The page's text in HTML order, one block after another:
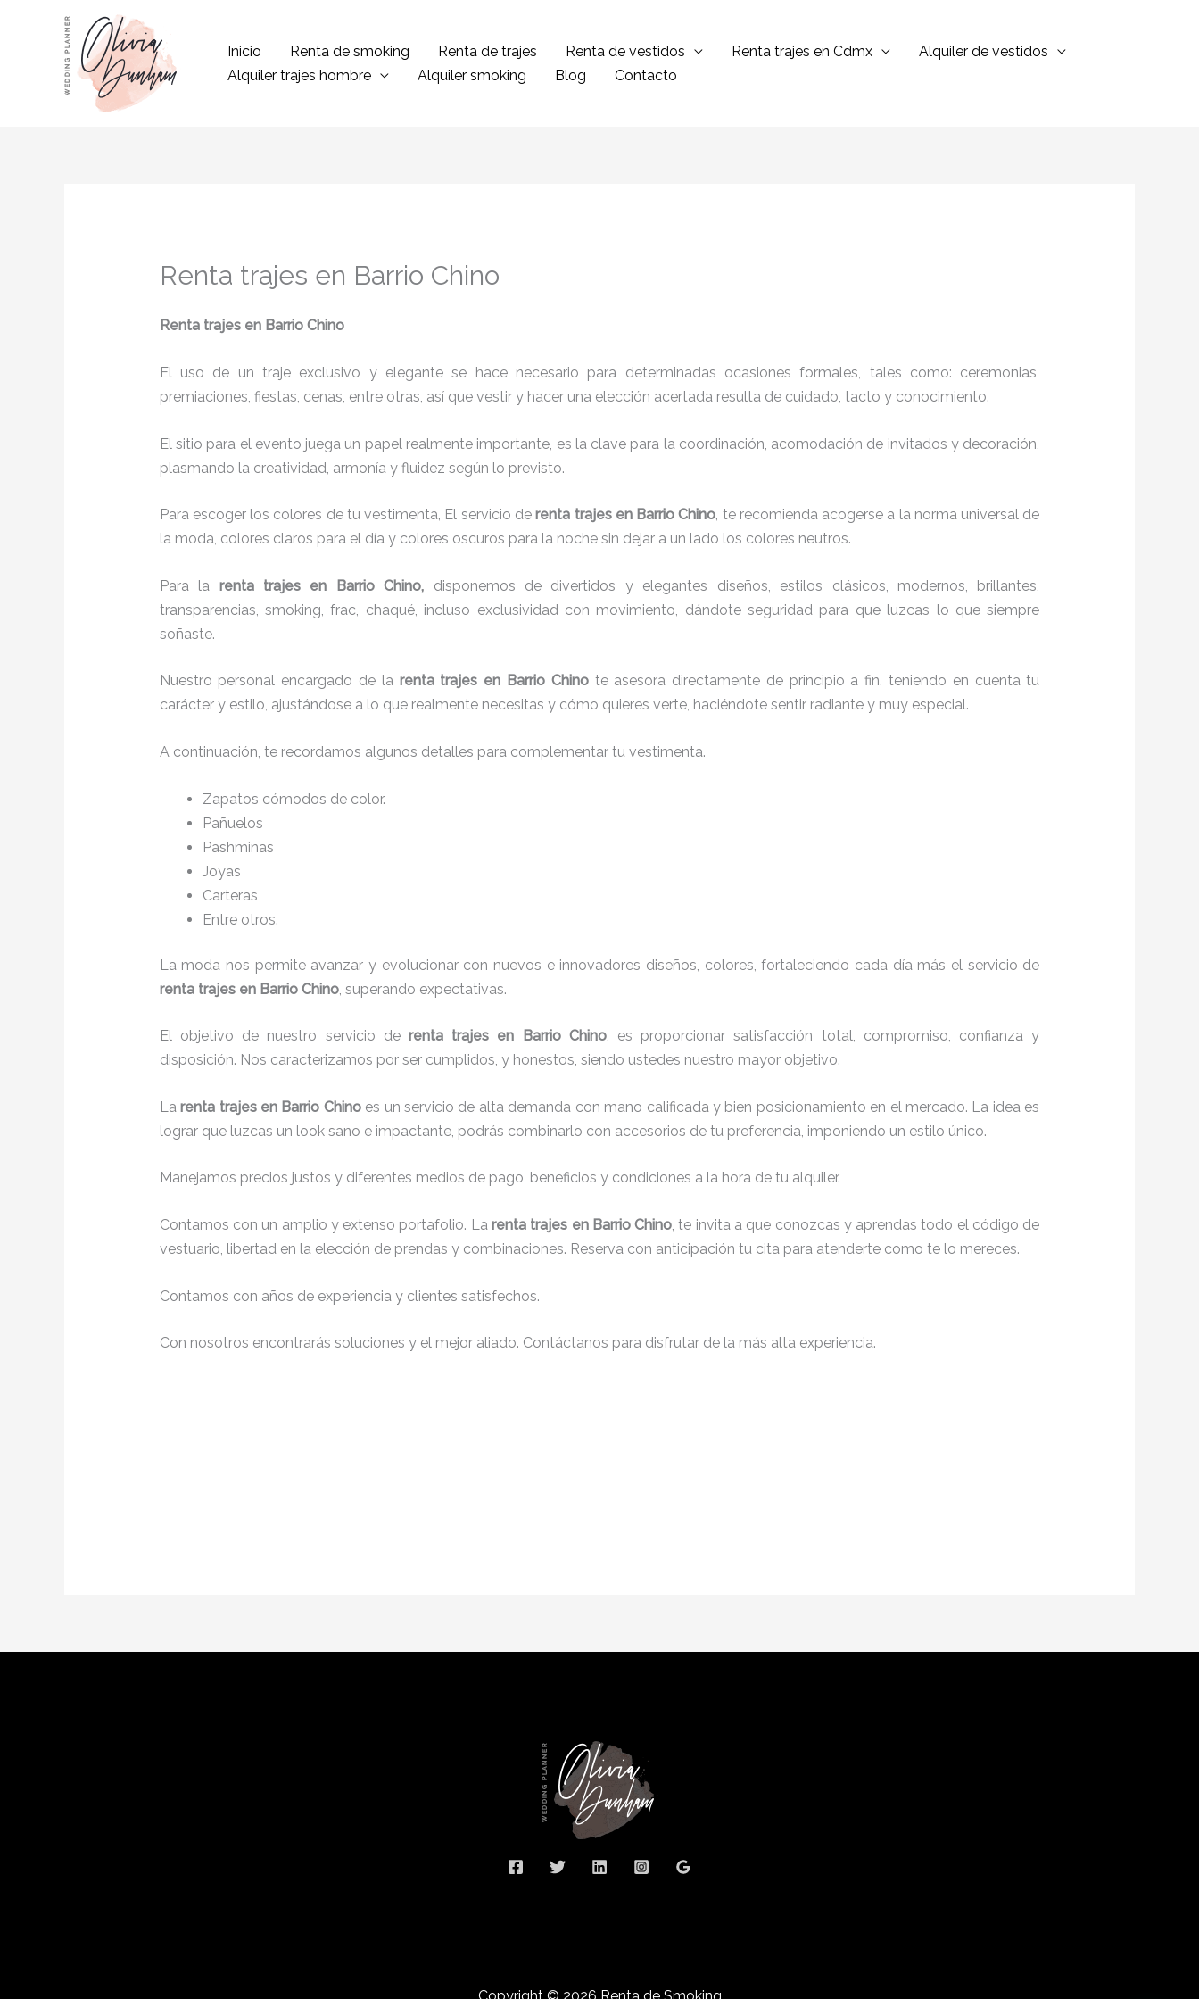
contenido
Inicio Renta de smoking Renta de trajes Renta de vestidos Renta trajes en Cdmx
Alquiler de vestidos
Alquiler trajes hombre
Alquiler smoking Blog Contacto
Renta trajes en Barrio Chino
Renta trajes en Barrio Chino
El uso de un traje exclusivo y elegante se hace necesario para determinadas ocasiones formales, tales como: ceremonias,
premiaciones, fiestas, cenas, entre otras, así que vestir y hacer una elección acertada resulta de cuidado, tacto y conocimiento.
El sitio para el evento juega un papel realmente importante, es la clave para la coordinación, acomodación de invitados y decoración,
plasmando la creatividad, armonía y fluidez según lo previsto.
Para escoger los colores de tu vestimenta, El servicio derenta trajes en Barrio Chino, te recomienda acogerse a la norma universal de
la moda, colores claros para el día y colores oscuros para la noche sin dejar a un lado los colores neutros.
Para la renta trajes en Barrio Chino, disponemos de divertidos y elegantes diseños, estilos clásicos, modernos, brillantes,
transparencias, smoking, frac, chaqué, incluso exclusividad con movimiento, dándote seguridad para que luzcas lo que siempre
soñaste.
Nuestro personal encargado de la renta trajes en Barrio Chinote asesora directamente de principio a fin, teniendo en cuenta tu
carácter y estilo, ajustándose a lo que realmente necesitas y cómo quieres verte, haciéndote sentir radiante y muy especial.
A continuación, te recordamos algunos detalles para complementar tu vestimenta.
Zapatos cómodos de color.
Pañuelos
Pashminas
Joyas
Carteras
Entre otros.
La moda nos permite avanzar y evolucionar con nuevos e innovadores diseños, colores, fortaleciendo cada día más el servicio de
renta trajes en Barrio Chino, superando expectativas.
El objetivo de nuestro servicio de renta trajes en Barrio Chino, es proporcionar satisfacción total, compromiso, confianza y
disposición. Nos caracterizamos por ser cumplidos, y honestos, siendo ustedes nuestro mayor objetivo.
Larenta trajes en Barrio Chino es un servicio de alta demanda con mano calificada y bien posicionamiento en el mercado. La idea es
lograr que luzcas un look sano e impactante, podrás combinarlo con accesorios de tu preferencia, imponiendo un estilo único.
Manejamos precios justos y diferentes medios de pago, beneficios y condiciones a la hora de tu alquiler.
Contamos con un amplio y extenso portafolio. Larenta trajes en Barrio Chino, te invita a que conozcas y aprendas todo el código de
vestuario, libertad en la elección de prendas y combinaciones. Reserva con anticipación tu cita para atenderte como te lo mereces.
Contamos con años de experiencia y clientes satisfechos.
Con nosotros encontrarás soluciones y el mejor aliado. Contáctanos para disfrutar de la más alta experiencia.